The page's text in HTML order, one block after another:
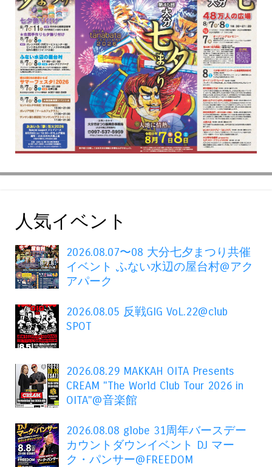
人気イベント
2026.08.07〜08 大分七夕まつり共催
イベント ふない水辺の屋台村@アク
アパーク
2026.08.05 反戦GIG VoL.22@club
SPOT
2026.08.29 MAKKAH OITA Presents
CREAM "The World Club Tour 2026 in
OITA"@音楽館
2026.08.08 globe 31周年バースデー
カウントダウンイベント DJ マー
ク・パンサー@FREEDOM